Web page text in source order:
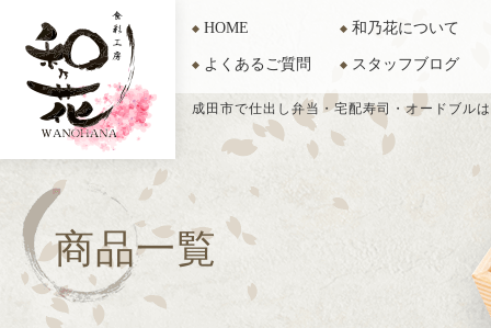
成田市で仕出し弁当・宅配寿司・オードブルは
HOME 和乃花について
よくあるご質問 スタッフブログ
商品一覧